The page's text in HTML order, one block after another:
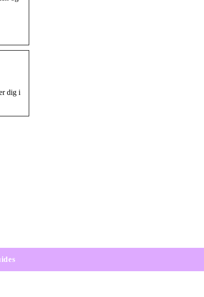
dig i